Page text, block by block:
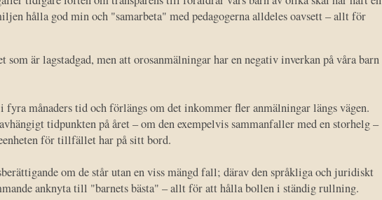
hålla god min och "samarbeta" med pedagogerna alldeles oavsett – allt för
är lagstadgad, men att orosanmälningar har en negativ inverkan på våra barn
månaders tid och förlängs om det inkommer fler anmälningar längs vägen.
tidpunkten på året – om den exempelvis sammanfaller med en storhelg –
för tillfället har på sitt bord.
om de står utan en viss mängd fall; därav den språkliga och juridiskt
anknyta till "barnets bästa" – allt för att hålla bollen i ständig rullning.